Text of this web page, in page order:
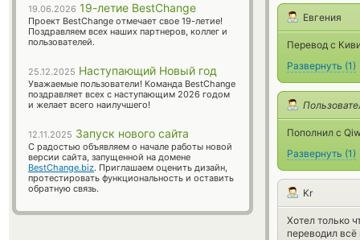
Евгения
Перевод с
Развернуть (1)
Пополнил с
Развернуть (1)
Kr
Хотел только
переводил
19.06.2026 19-летие BestChange
Проект BestChange отмечает свое 19-летие!
Поздравляем всех наших партнеров, коллег и
пользователей.
25.12.2025 Наступающий Новый год
Уважаемые пользователи! Команда BestChange
поздравляет всех с наступающим 2026 годом
и желает всего наилучшего!
12.11.2025 Запуск нового сайта
С радостью объявляем о начале работы новой
версии сайта, запущенной на домене
BestChange.biz. Приглашаем оценить дизайн,
протестировать функциональность и оставить
обратную связь.